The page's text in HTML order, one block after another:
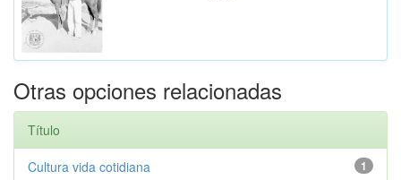
Otras opciones relacionadas
Título
1
Cultura vida cotidiana